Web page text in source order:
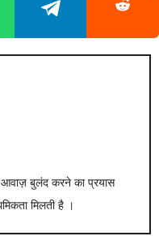
बुलंद करने का प्रयास
मिलती है ।